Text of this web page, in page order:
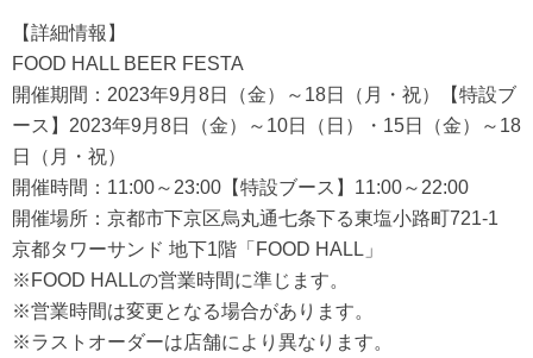
【詳細情報】
FOOD HALL BEER FESTA
開催期間：2023年9月8日（金）～18日（月・祝）【特設ブ
ース】2023年9月8日（金）～10日（日）・15日（金）～18
日（月・祝）
開催時間：11:00～23:00【特設ブース】11:00～22:00
開催場所：京都市下京区烏丸通七条下る東塩小路町721-1
京都タワーサンド 地下1階「FOOD HALL」
※FOOD HALLの営業時間に準じます。
※営業時間は変更となる場合があります。
※ラストオーダーは店舗により異なります。